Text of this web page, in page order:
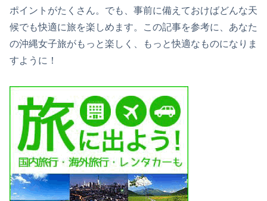
ポイントがたくさん。でも、事前に備えておけばどんな天
候でも快適に旅を楽しめます。この記事を参考に、あなた
の沖縄女子旅がもっと楽しく、もっと快適なものになりま
すように！